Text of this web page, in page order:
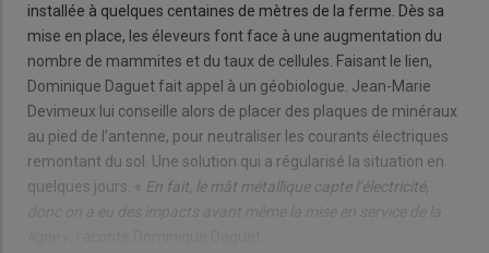
installée à quelques centaines de mètres de la ferme. Dès sa
mise en place, les éleveurs font face à une augmentation du
nombre de mammites et du taux de cellules. Faisant le lien,
Dominique Daguet fait appel à un géobiologue. Jean-Marie
Devimeux lui conseille alors de placer des plaques de minéraux
au pied de l’antenne, pour neutraliser les courants électriques
remontant du sol. Une solution qui a régularisé la situation en
quelques jours. « En fait, le mât métallique capte l’électricité,